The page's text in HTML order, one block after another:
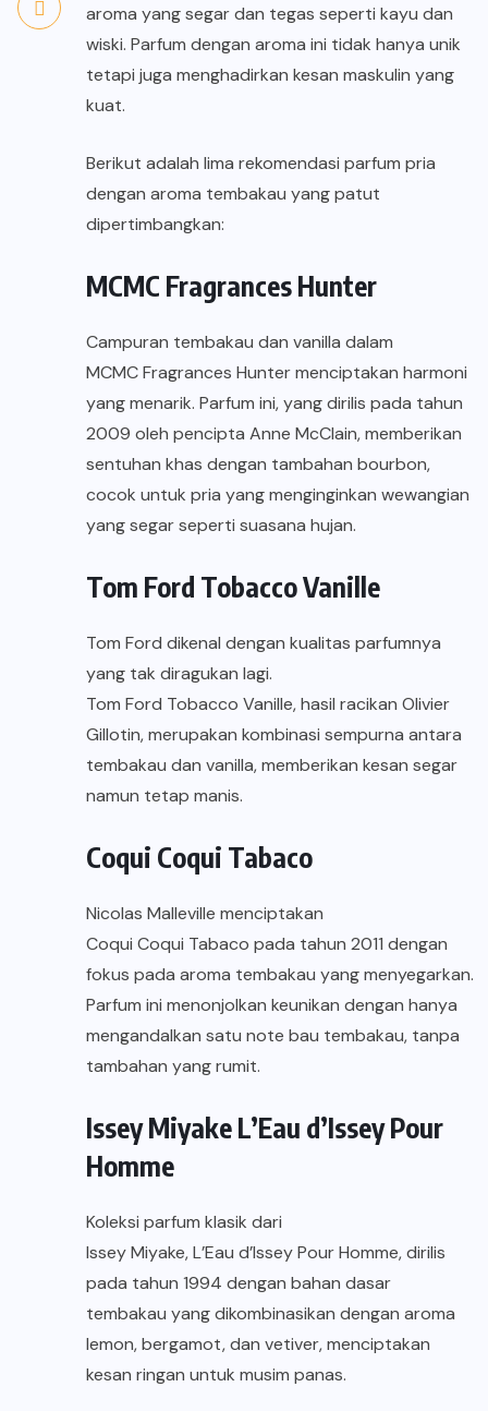
aroma yang segar dan tegas seperti kayu dan
wiski. Parfum dengan aroma ini tidak hanya unik
tetapi juga menghadirkan kesan maskulin yang
kuat.
Berikut adalah lima rekomendasi parfum pria
dengan aroma tembakau yang patut
dipertimbangkan:
MCMC Fragrances Hunter
Campuran tembakau dan vanilla dalam
MCMC Fragrances Huntermenciptakan harmoni
yang menarik. Parfum ini, yang dirilis pada tahun
2009 oleh pencipta Anne McClain, memberikan
sentuhan khas dengan tambahan bourbon,
cocok untuk pria yang menginginkan wewangian
yang segar seperti suasana hujan.
Tom Ford Tobacco Vanille
Tom Ford dikenal dengan kualitas parfumnya
yang tak diragukan lagi.
Tom Ford Tobacco Vanille, hasil racikan Olivier
Gillotin, merupakan kombinasi sempurna antara
tembakau dan vanilla, memberikan kesan segar
namun tetap manis.
Coqui Coqui Tabaco
Nicolas Malleville menciptakan
Coqui Coqui Tabaco pada tahun 2011 dengan
fokus pada aroma tembakau yang menyegarkan.
Parfum ini menonjolkan keunikan dengan hanya
mengandalkan satu note bau tembakau, tanpa
tambahan yang rumit.
Issey Miyake L’Eau d’Issey Pour
Homme
Koleksi parfum klasik dari
Issey Miyake, L’Eau d’Issey Pour Homme, dirilis
pada tahun 1994 dengan bahan dasar
tembakau yang dikombinasikan dengan aroma
lemon, bergamot, dan vetiver, menciptakan
kesan ringan untuk musim panas.